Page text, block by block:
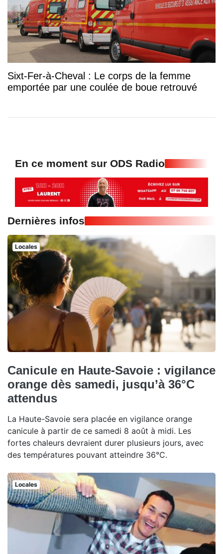
Sixt-Fer-à-Cheval : Le corps de la femme
emportée par une coulée de boue retrouvé
En ce moment sur ODS Radio
Dernières infos
Locales
Canicule en Haute-Savoie : vigilance
orange dès samedi, jusqu’à 36°C
attendus
La Haute-Savoie sera placée en vigilance orange
canicule à partir de ce samedi 8 août à midi. Les
fortes chaleurs devraient durer plusieurs jours, avec
des températures pouvant atteindre 36°C.
Locales